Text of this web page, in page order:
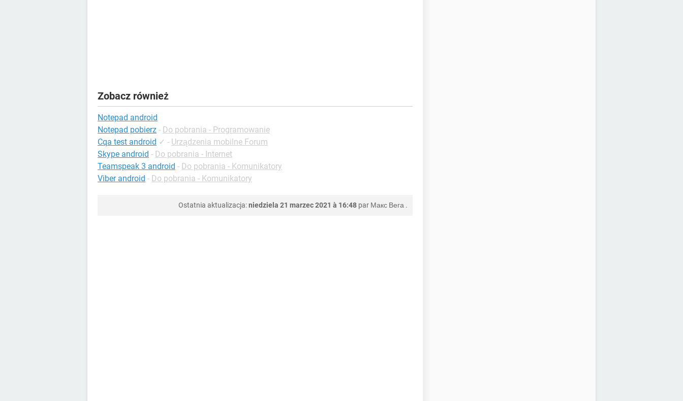
Zobacz również
Notepad android
Notepad pobierz - Do pobrania - Programowanie
Cqa test android ✓ - Urządzenia mobilne Forum
Skype android - Do pobrania - Internet
Teamspeak 3 android - Do pobrania - Komunikatory
Viber android - Do pobrania - Komunikatory
Ostatnia aktualizacja:niedziela 21 marzec 2021 à 16:48 par Макс Вега .